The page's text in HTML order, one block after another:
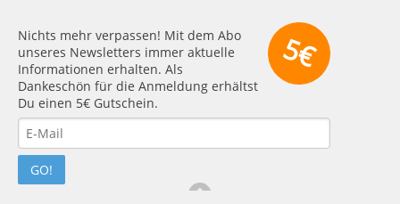
5€
Nichts mehr verpassen! Mit dem Abo
unseres Newsletters immer aktuelle
Informationen erhalten. Als
Dankeschön für die Anmeldung erhältst
Du einen 5€ Gutschein.
GO!